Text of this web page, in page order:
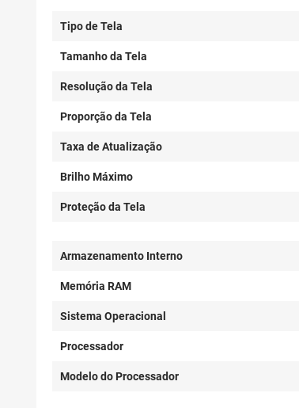
Tipo de Tela
Tamanho da Tela
Resolução da Tela
Proporção da Tela
Taxa de Atualização
Brilho Máximo
Proteção da Tela
Armazenamento Interno
Memória RAM
Sistema Operacional
Processador
Modelo do Processador